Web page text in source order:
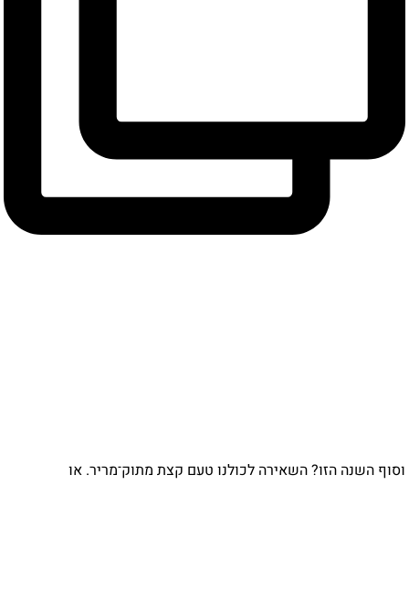
וסוף השנה הזו? השאירה לכולנו טעם קצת מתוק־מריר. או